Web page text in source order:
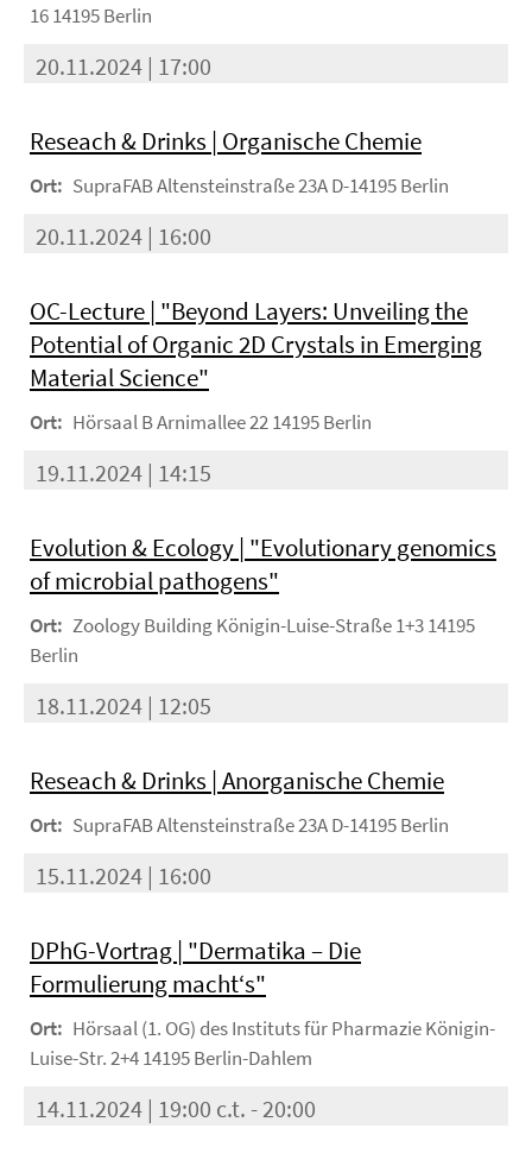
16 14195 Berlin
20.11.2024 | 17:00
Reseach & Drinks | Organische Chemie
Ort: SupraFAB Altensteinstraße 23A D-14195 Berlin
20.11.2024 | 16:00
OC-Lecture | "Beyond Layers: Unveiling the
Potential of Organic 2D Crystals in Emerging
Material Science"
Ort: Hörsaal B Arnimallee 22 14195 Berlin
19.11.2024 | 14:15
Evolution & Ecology | "Evolutionary genomics
of microbial pathogens"
Ort: Zoology Building Königin-Luise-Straße 1+3 14195
Berlin
18.11.2024 | 12:05
Reseach & Drinks | Anorganische Chemie
Ort: SupraFAB Altensteinstraße 23A D-14195 Berlin
15.11.2024 | 16:00
DPhG-Vortrag | "Dermatika – Die
Formulierung macht‘s"
Ort: Hörsaal (1. OG) des Instituts für Pharmazie Königin-
Luise-Str. 2+4 14195 Berlin-Dahlem
14.11.2024 | 19:00 c.t. - 20:00